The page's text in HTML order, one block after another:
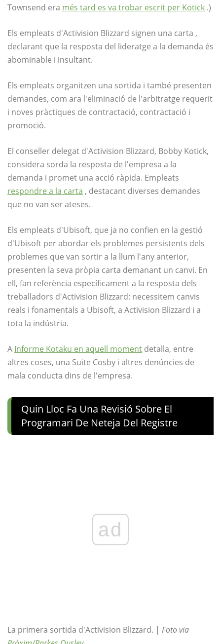
Townsend era més tard es va trobar escrit per Kotick .)
Els empleats d'Activision Blizzard signen una carta ,
declarant que la resposta del lideratge a la demanda és
abominable i insultant.
Els empleats organitzen una sortida i també presenten
demandes, com ara l'eliminació de l'arbitratge requerit
i noves pràctiques de contractació, contractació i
promoció.
El conseller delegat d'Activision Blizzard, Bobby Kotick,
considera sorda la resposta de l'empresa a la
demanda i promet una acció ràpida. Empleats
respondre a la carta , destacant diverses demandes
que no van ser ateses.
Els empleats d'Ubisoft, que ja no confien en la gestió
d'Ubisoft per abordar els problemes persistents dels
problemes que van sortir a la llum l'any anterior,
presenten la seva pròpia carta demanant un canvi. En
ell, fan referència específicament a la resposta dels
treballadors d'Activision Blizzard: necessitem canvis
reals i fonamentals a Ubisoft, a Activision Blizzard i a
tota la indústria.
A Informe Kotaku en aquell moment detalla, entre
altres coses, una Suite Cosby i altres denúncies de
mala conducta dins de l'empresa.
Quin Lloc Fa Una Revisió Sobre El
Programari De Neteja Del Registre
ad
La primera sortida d'Activision Blizzard. | Foto via